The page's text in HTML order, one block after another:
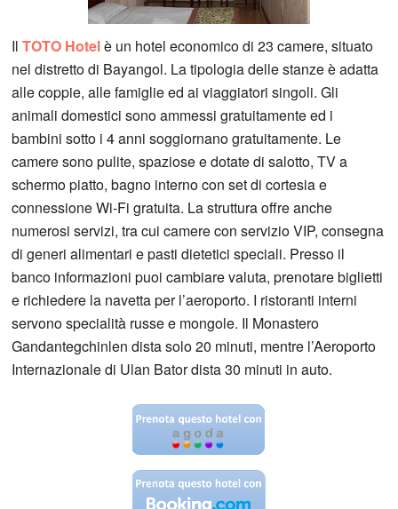
IlTOTO Hotelè un hotel economico di 23 camere, situato
nel distretto di Bayangol. La tipologia delle stanze è adatta
alle coppie, alle famiglie ed ai viaggiatori singoli. Gli
animali domestici sono ammessi gratuitamente ed i
bambini sotto i 4 anni soggiornano gratuitamente. Le
camere sono pulite, spaziose e dotate di salotto, TV a
schermo piatto, bagno interno con set di cortesia e
connessione Wi-Fi gratuita. La struttura offre anche
numerosi servizi, tra cui camere con servizio VIP, consegna
di generi alimentari e pasti dietetici speciali. Presso il
banco informazioni puoi cambiare valuta, prenotare biglietti
e richiedere la navetta per l’aeroporto. I ristoranti interni
servono specialità russe e mongole. Il Monastero
Gandantegchinlen dista solo 20 minuti, mentre l’Aeroporto
Internazionale di Ulan Bator dista 30 minuti in auto.